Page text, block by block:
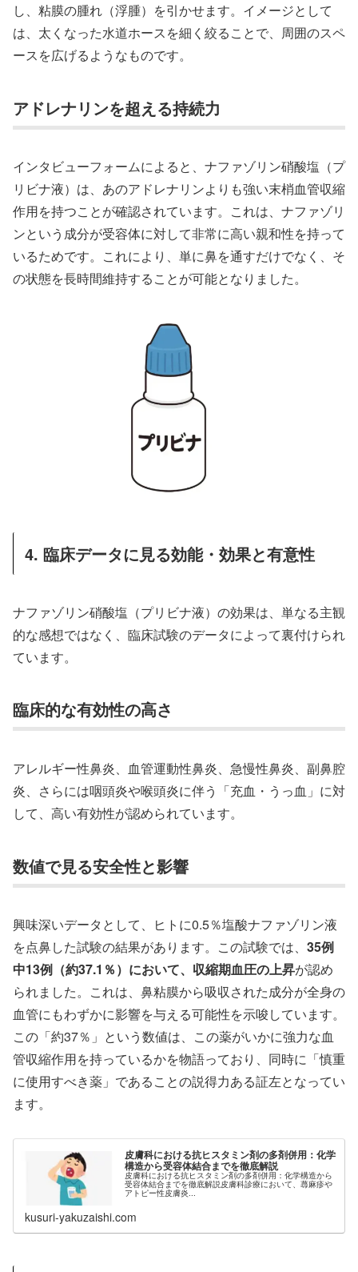
し、粘膜の腫れ（浮腫）を引かせます。イメージとして
は、太くなった水道ホースを細く絞ることで、周囲のスペ
ースを広げるようなものです。
アドレナリンを超える持続力
インタビューフォームによると、ナファゾリン硝酸塩（プ
リビナ液）は、あのアドレナリンよりも強い末梢血管収縮
作用を持つことが確認されています。これは、ナファゾリ
ンという成分が受容体に対して非常に高い親和性を持って
いるためです。これにより、単に鼻を通すだけでなく、そ
の状態を長時間維持することが可能となりました。
4. 臨床データに見る効能・効果と有意性
ナファゾリン硝酸塩（プリビナ液）の効果は、単なる主観
的な感想ではなく、臨床試験のデータによって裏付けられ
ています。
臨床的な有効性の高さ
アレルギー性鼻炎、血管運動性鼻炎、急慢性鼻炎、副鼻腔
炎、さらには咽頭炎や喉頭炎に伴う「充血・うっ血」に対
して、高い有効性が認められています。
数値で見る安全性と影響
興味深いデータとして、ヒトに0.5％塩酸ナファゾリン液
を点鼻した試験の結果があります。この試験では、 35例
中13例（約37.1％）において、収縮期血圧の上昇が認め
られました。これは、鼻粘膜から吸収された成分が全身の
血管にもわずかに影響を与える可能性を示唆しています。
この「約37％」という数値は、この薬がいかに強力な血
管収縮作用を持っているかを物語っており、同時に「慎重
に使用すべき薬」であることの説得力ある証左となってい
ます。
皮膚科における抗ヒスタミン剤の多剤併用：化学
構造から受容体結合までを徹底解説
皮膚科における抗ヒスタミン剤の多剤併用：化学構造から
受容体結合までを徹底解説皮膚科診療において、蕁麻疹や
アトピー性皮膚炎...
kusuri-yakuzaishi.com